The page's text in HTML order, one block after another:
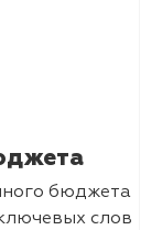
бюджета
слов